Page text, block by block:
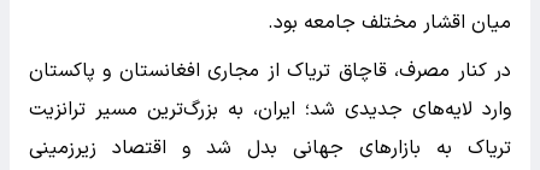
میان اقشار مختلف جامعه بود.
در کنار مصرف، قاچاق تریاک از مجاری افغانستان و پاکستان
وارد لایه‌های جدیدی شد؛ ایران، به بزرگ‌ترین مسیر ترانزیت
تریاک به بازارهای جهانی بدل شد و اقتصاد زیرزمینی